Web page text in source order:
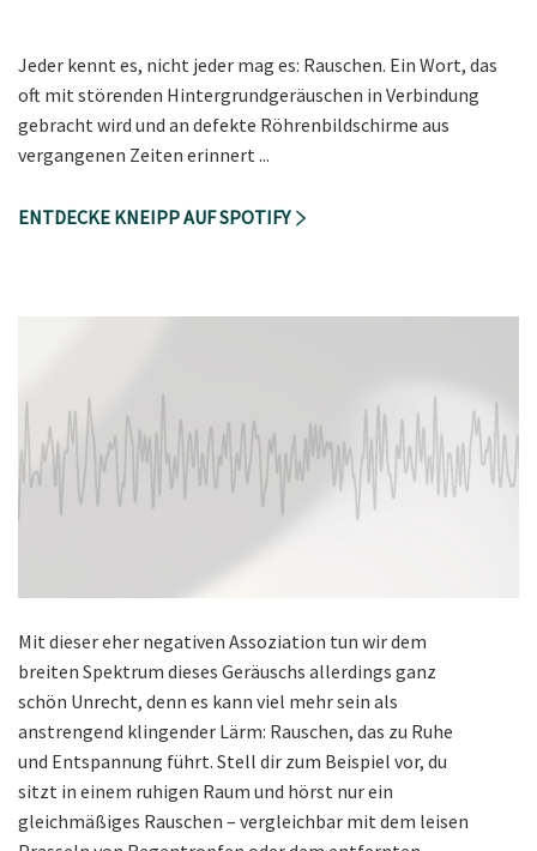
Jeder kennt es, nicht jeder mag es: Rauschen. Ein Wort, das
oft mit störenden Hintergrundgeräuschen in Verbindung
gebracht wird und an defekte Röhrenbildschirme aus
vergangenen Zeiten erinnert ...
ENTDECKE KNEIPP AUF SPOTIFY
Mit dieser eher negativen Assoziation tun wir dem
breiten Spektrum dieses Geräuschs allerdings ganz
schön Unrecht, denn es kann viel mehr sein als
anstrengend klingender Lärm: Rauschen, das zu Ruhe
und Entspannung führt. Stell dir zum Beispiel vor, du
sitzt in einem ruhigen Raum und hörst nur ein
gleichmäßiges Rauschen – vergleichbar mit dem leisen